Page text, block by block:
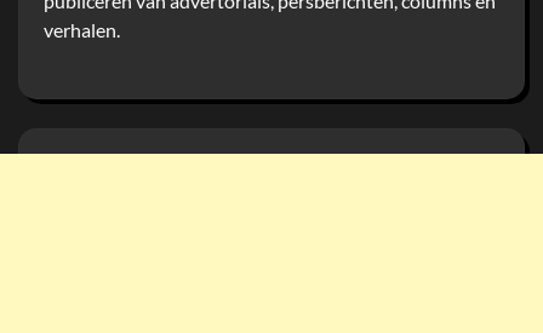
verhalen.